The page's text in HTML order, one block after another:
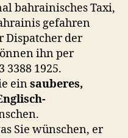
bahrainisches Taxi,
gefahren
Dispatcher der
ihn per
3388 1925.
einsauberes,
Sie wünschen, er